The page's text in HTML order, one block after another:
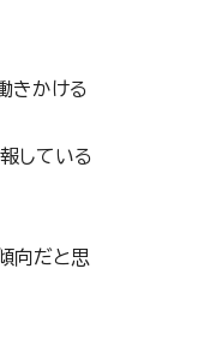
きかける
している
向だと思